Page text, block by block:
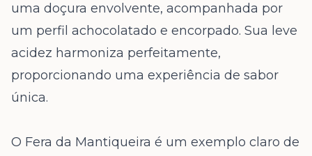
uma doçura envolvente, acompanhada por
um perfil achocolatado e encorpado. Sua leve
acidez harmoniza perfeitamente,
proporcionando uma experiência de sabor
única.
O Fera da Mantiqueira é um exemplo claro de